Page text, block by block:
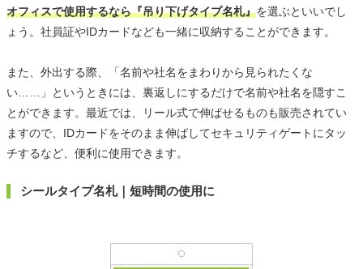
オフィスで使用するなら『吊り下げタイプ名札』を選ぶといいでし
ょう。社員証やIDカードなども一緒に収納することができます。
また、外出する際、「名前や社名をまわりから見られたくな
い……」というときには、裏返しにするだけで名前や社名を隠すこ
とができます。最近では、リール式で伸ばせるものも販売されてい
ますので、IDカードをそのまま伸ばしてセキュリティゲートにタッ
チするなど、便利に使用できます。
シールタイプ名札｜短時間の使用に